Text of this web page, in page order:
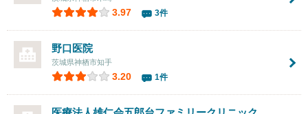
3.97 3件
野口医院
茨城県神栖市知手
3.20 1件